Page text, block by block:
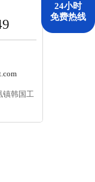
镇韩国工
24小时
免费热线